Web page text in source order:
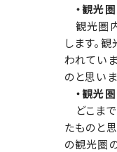
・観光
観光圏
します。
われてい
のと思いま
・観光
どこま
たものと
の観光圏